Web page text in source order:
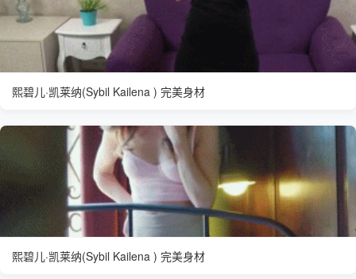
熙碧儿·凯莱纳(Sybil Kailena ) 完美身材
熙碧儿·凯莱纳(Sybil Kailena ) 完美身材